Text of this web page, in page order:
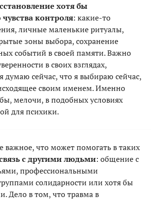
хотя бы
контроля: какие-то
личные маленькие ритуалы,
зоны выбора, сохранение
событий в своей памяти. Важно
в своих взглядах,
думаю сейчас, что я выбираю сейчас,
своим именем. Именно
мелочи, в подобных условиях
для психики.
важное, что может помогать в таких
с другими людьми: общение с
профессиональными
солидарности или хотя бы
Дело в том, что травма в